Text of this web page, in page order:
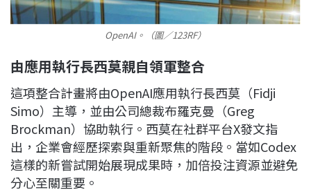
OpenAI。（圖／123RF）
由應用執行長西莫親自領軍整合
這項整合計畫將由OpenAI應用執行長西莫（Fidji
Simo）主導，並由公司總裁布羅克曼（Greg
Brockman）協助執行。西莫在社群平台X發文指
出，企業會經歷探索與重新聚焦的階段。當如Codex
這樣的新嘗試開始展現成果時，加倍投注資源並避免
分心至關重要。